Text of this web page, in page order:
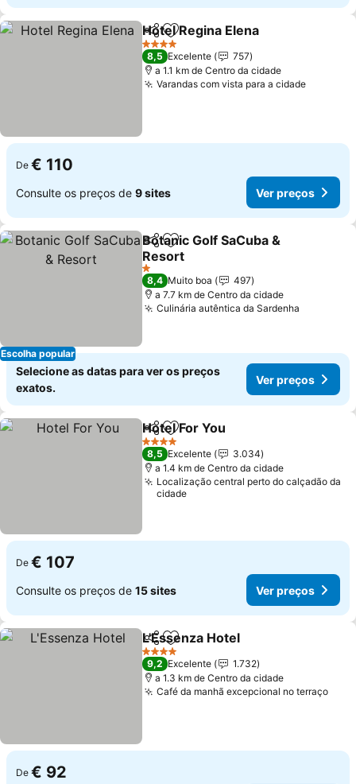
PartilharAdicionar aos favoritos
Hotel Regina Elena
4 Estrelas
8,5 Excelente
757
a 1.1 km de Centro da cidade
Varandas com vista para a cidadeVer
De € 110
Consulte os preços de 9 sites Ver preços
Escolha popular
PartilharAdicionar aos favoritos
Botanic Golf SaCuba &
Resort
Ver preços
1 Estrelas
8,4 Muito boa
497
a 7.7 km de Centro da cidade
Culinária autêntica da Sardenha
Selecione as datas para ver os preços
exatos.
Ver preços
PartilharAdicionar aos favoritos
Hotel For You
4 Estrelas
8,5 Excelente
3.034
a 1.4 km de Centro da cidade
Localização central perto do calçadão da
cidade
De € 107
Consulte os preços de 15 sites Ver preços
PartilharAdicionar aos favoritos
L'Essenza Hotel
4 Estrelas
9,2 Excelente
1.732
a 1.3 km de Centro da cidade
Café da manhã excepcional no terraçoVer
De € 92